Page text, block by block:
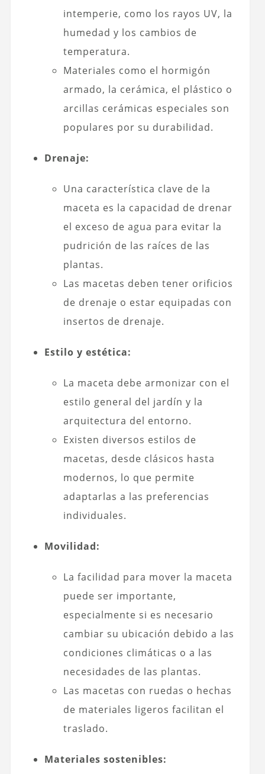
intemperie, como los rayos UV, la
humedad y los cambios de
temperatura.
Materiales como el hormigón
armado, la cerámica, el plástico o
arcillas cerámicas especiales son
populares por su durabilidad.
Drenaje:
Una característica clave de la
maceta es la capacidad de drenar
el exceso de agua para evitar la
pudrición de las raíces de las
plantas.
Las macetas deben tener orificios
de drenaje o estar equipadas con
insertos de drenaje.
Estilo y estética:
La maceta debe armonizar con el
estilo general del jardín y la
arquitectura del entorno.
Existen diversos estilos de
macetas, desde clásicos hasta
modernos, lo que permite
adaptarlas a las preferencias
individuales.
Movilidad:
La facilidad para mover la maceta
puede ser importante,
especialmente si es necesario
cambiar su ubicación debido a las
condiciones climáticas o a las
necesidades de las plantas.
Las macetas con ruedas o hechas
de materiales ligeros facilitan el
traslado.
Materiales sostenibles: